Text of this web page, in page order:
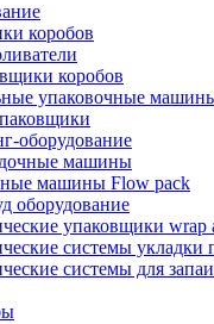
коробов
коробов
упаковочные
оборудование
машины
машины Flow pack
оборудование
упаковщики wrap
системы укладки
системы для